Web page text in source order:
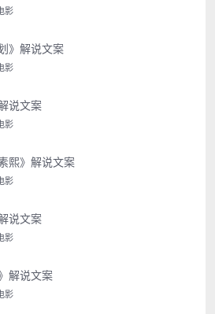
影
》解说文案
影
说文案
影
熙》解说文案
影
说文案
影
解说文案
影